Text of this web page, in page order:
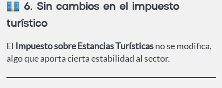
6. Sin cambios en el impuesto
turístico
El Impuesto sobre Estancias Turísticasno se modifica,
algo que aporta cierta estabilidad al sector.